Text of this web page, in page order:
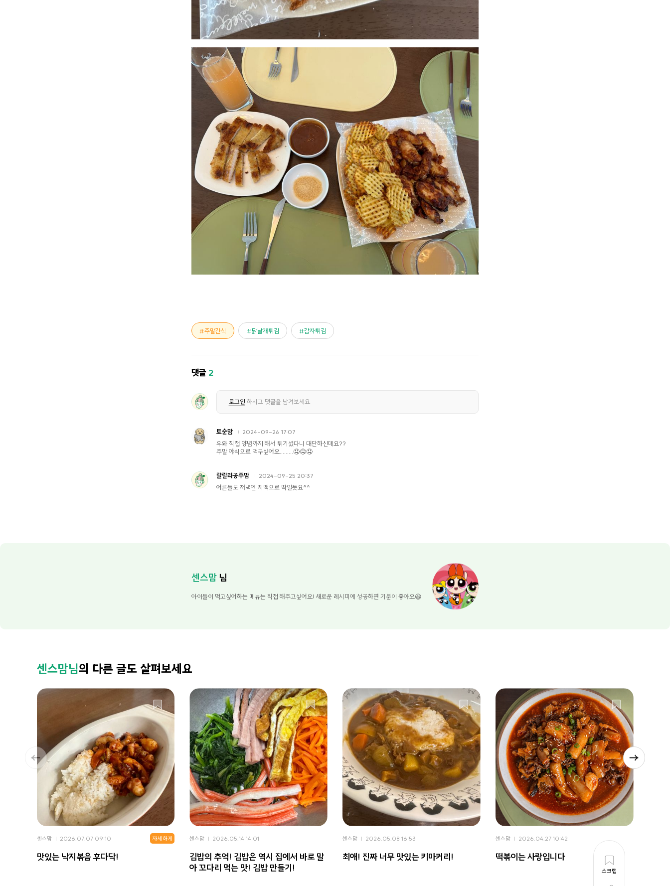
스크랩
주말간식 닭날개튀김 감자튀김
댓글 2
로그인 하시고 댓글을 남겨보세요.
토순맘 2024-09-26 17:07
우와 직접 양념까지 해서 튀기셨다니 대단하신데요??
주말 야식으로 먹구싶어요.........🤤🤤🤤
랄랄라공주맘 2024-09-25 20:37
어른들도 저녁엔 치맥으로 딱일듯요^^
센스맘 님
아이들이 먹고싶어하는 메뉴는 직접 해주고싶어요! 새로운 레시피에 성공하면 기분이 좋아요😀
센스맘님의 다른 글도 살펴보세요
센스맘 2026.07.07 09:10
맛있는 낙지볶음 후다닥!
자세하게 센스맘 2026.05.14 14:01
김밥의 추억! 김밥은 역시 집에서 바로 말
아 꼬다리 먹는 맛! 김밥 만들기!
센스맘 2026.05.08 16:53
최애! 진짜 너무 맛있는 키마커리!
센스맘 2026.04.27 10:42
떡볶이는 사랑입니다